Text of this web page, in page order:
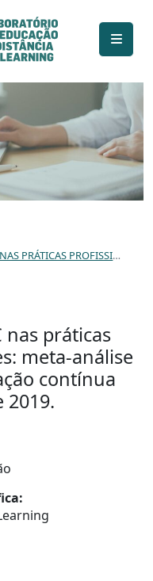
ANÁLISE DE PLANOS DE FORMAÇÃO CONTÍNUA ENTRE 2014 E 2019.
nas práticas
meta-análise
contínua
2019.